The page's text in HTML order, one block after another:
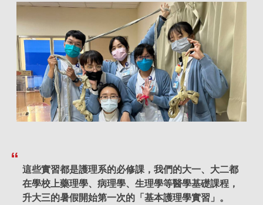
這些實習都是護理系的必修課，我們的大一、大二都
在學校上藥理學、病理學、生理學等醫學基礎課程，
升大三的暑假開始第一次的「基本護理學實習」。